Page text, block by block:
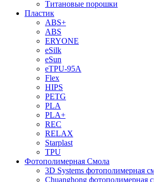
Титановые порошки
Пластик
ABS+
ABS
ERYONE
eSilk
eSun
eTPU-95A
Flex
HIPS
PETG
PLA
PLA+
REC
RELAX
Starplast
TPU
Фотополимерная Смола
3D Systems фотополимерная
Chuanghong фотополимерная